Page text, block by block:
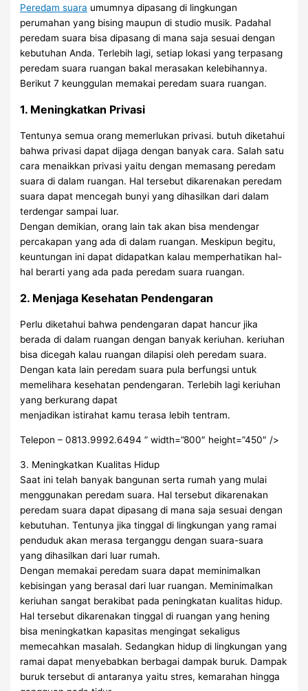
Peredam suara umumnya dipasang di lingkungan
perumahan yang bising maupun di studio musik. Padahal
peredam suara bisa dipasang di mana saja sesuai dengan
kebutuhan Anda. Terlebih lagi, setiap lokasi yang terpasang
peredam suara ruangan bakal merasakan kelebihannya.
Berikut 7 keunggulan memakai peredam suara ruangan.
1. Meningkatkan Privasi
Tentunya semua orang memerlukan privasi. butuh diketahui
bahwa privasi dapat dijaga dengan banyak cara. Salah satu
cara menaikkan privasi yaitu dengan memasang peredam
suara di dalam ruangan. Hal tersebut dikarenakan peredam
suara dapat mencegah bunyi yang dihasilkan dari dalam
terdengar sampai luar.
Dengan demikian, orang lain tak akan bisa mendengar
percakapan yang ada di dalam ruangan. Meskipun begitu,
keuntungan ini dapat didapatkan kalau memperhatikan hal-
hal berarti yang ada pada peredam suara ruangan.
2. Menjaga Kesehatan Pendengaran
Perlu diketahui bahwa pendengaran dapat hancur jika
berada di dalam ruangan dengan banyak keriuhan. keriuhan
bisa dicegah kalau ruangan dilapisi oleh peredam suara.
Dengan kata lain peredam suara pula berfungsi untuk
memelihara kesehatan pendengaran. Terlebih lagi keriuhan
yang berkurang dapat
menjadikan istirahat kamu terasa lebih tentram.
Telepon – 0813.9992.6494 ” width=”800″ height=”450″ />
3. Meningkatkan Kualitas Hidup
Saat ini telah banyak bangunan serta rumah yang mulai
menggunakan peredam suara. Hal tersebut dikarenakan
peredam suara dapat dipasang di mana saja sesuai dengan
kebutuhan. Tentunya jika tinggal di lingkungan yang ramai
penduduk akan merasa terganggu dengan suara-suara
yang dihasilkan dari luar rumah.
Dengan memakai peredam suara dapat meminimalkan
kebisingan yang berasal dari luar ruangan. Meminimalkan
keriuhan sangat berakibat pada peningkatan kualitas hidup.
Hal tersebut dikarenakan tinggal di ruangan yang hening
bisa meningkatkan kapasitas mengingat sekaligus
memecahkan masalah. Sedangkan hidup di lingkungan yang
ramai dapat menyebabkan berbagai dampak buruk. Dampak
buruk tersebut di antaranya yaitu stres, kemarahan hingga